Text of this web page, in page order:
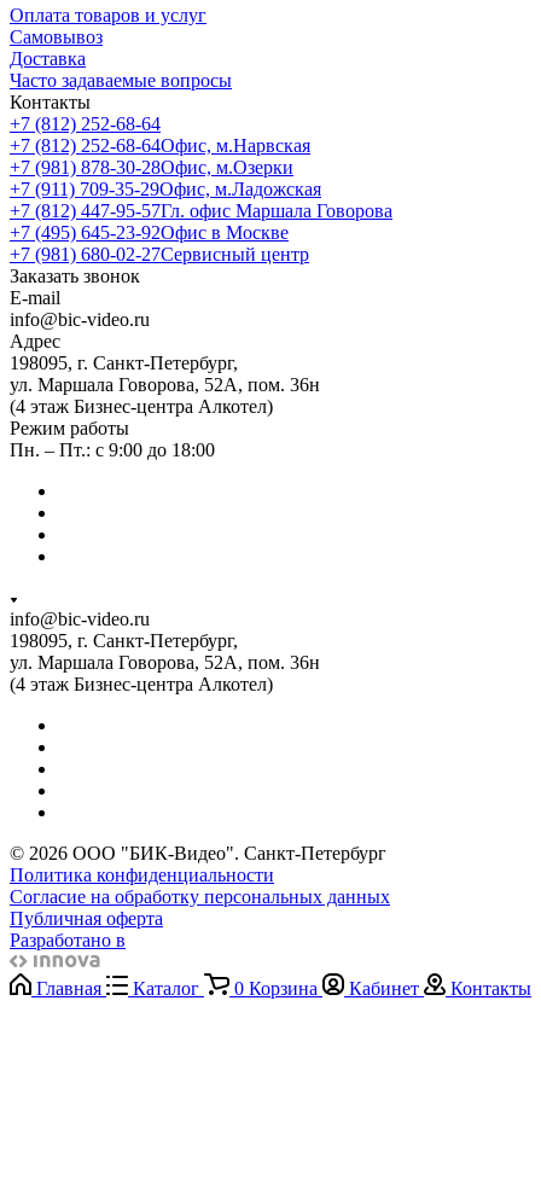
Оплата товаров и услуг
Самовывоз
Доставка
Часто задаваемые вопросы
Контакты
+7 (812) 252-68-64
+7 (812) 252-68-64Офис, м.Нарвская
+7 (981) 878-30-28Офис, м.Озерки
+7 (911) 709-35-29Офис, м.Ладожская
+7 (812) 447-95-57Гл. офис Маршала Говорова
+7 (495) 645-23-92Офис в Москве
+7 (981) 680-02-27Сервисный центр
Заказать звонок
E-mail
info@bic-video.ru
Адрес
198095, г. Санкт-Петербург,
ул. Маршала Говорова, 52А, пом. 36н
(4 этаж Бизнес-центра Алкотел)
Режим работы
Пн. – Пт.: с 9:00 до 18:00
info@bic-video.ru
198095, г. Санкт-Петербург,
ул. Маршала Говорова, 52А, пом. 36н
(4 этаж Бизнес-центра Алкотел)
© 2026 ООО "БИК-Видео". Санкт-Петербург
Политика конфиденциальности
Согласие на обработку персональных данных
Публичная оферта
Разработано в
Главная Каталог 0 Корзина Кабинет Контакты